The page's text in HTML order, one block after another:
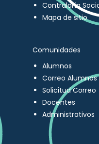
Contraloría
Mapa de sitio
Comunidades
Alumnos
Correo Alumnos
Solicitud Correo
Docentes
Administrativos